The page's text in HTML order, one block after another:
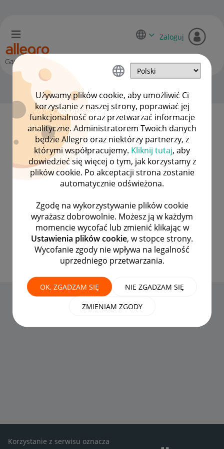
Używamy plików cookie, aby umożliwić Ci
korzystanie z naszej strony, poprawiać jej
funkcjonalność oraz przetwarzać informacje
analityczne. Administratorem Twoich danych
będzie Allegro oraz niektórzy partnerzy, z
którymi współpracujemy. Kliknij tutaj, aby
dowiedzieć się więcej o tym, jak korzystamy z
plików cookie. Po akceptacji strona zostanie
automatycznie odświeżona.
Zgodę na wykorzystywanie plików cookie
wyrażasz dobrowolnie. Możesz ją w każdym
momencie wycofać lub zmienić klikając w
Ustawienia plików cookie, w stopce strony.
Wycofanie zgody nie wpływa na legalność
uprzedniego przetwarzania.
OK, ZGADZAM SIĘ NIE ZGADZAM SIĘ
ZMIENIAM ZGODY
Gadane
Zaloguj
O SpoconaBeza
SpoconaBeza zdobył 1 wizytówkę.
1. urodziny Gadane
‎08-02-2021
Zdobyte przez 41 520
Korzystanie z serwisu oznacza